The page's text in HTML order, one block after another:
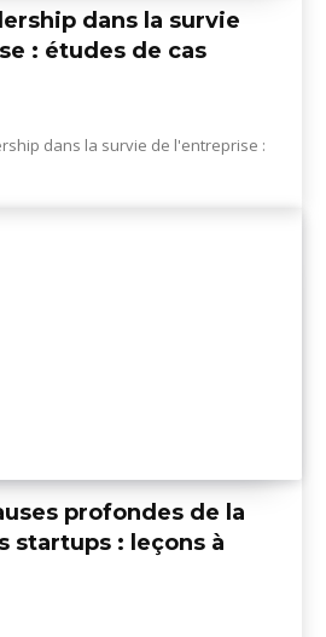
dans la survie
: études de cas
dans la survie de l'entreprise :
profondes de la
startups : leçons à